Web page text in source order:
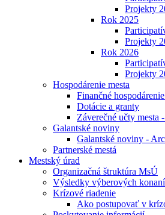
Projekty
Rok 2025
Projekty
Rok 2026
Projekty
Hospodárenie mesta
Finančné
Dotácie a granty
Záverečné učty mesta
Galantské noviny
Galantské noviny -
Partnerské mestá
Mestský úrad
Organizačná štruktúra MsÚ
Výsledky výberových konaní
Krízové riadenie
Ako postupovať v